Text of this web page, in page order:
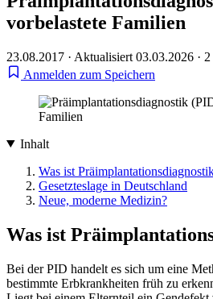
vorbelastete Familien
23.08.2017 · Aktualisiert 03.03.2026 ·
Anmelden zum Speichern
Inhalt
Was ist
Gesetzteslage in Deutschland
Neue, moderne Medizin?
Was ist
Bei der PID handelt es sich um eine
bestimmte Erbkrankheiten früh zu